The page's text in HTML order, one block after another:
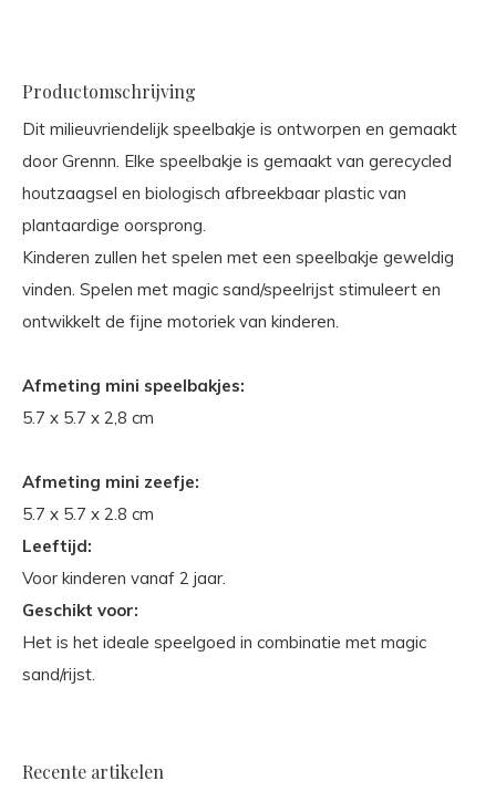
Productomschrijving
Dit milieuvriendelijk speelbakje is ontworpen en gemaakt
door Grennn. Elke speelbakje is gemaakt van gerecycled
houtzaagsel en biologisch afbreekbaar plastic van
plantaardige oorsprong.
Kinderen zullen het spelen met een speelbakje geweldig
vinden. Spelen met magic sand/speelrijst stimuleert en
ontwikkelt de fijne motoriek van kinderen.
Afmeting mini speelbakjes:
5.7 x 5.7 x 2,8 cm
Afmeting mini zeefje:
5.7 x 5.7 x 2.8 cm
Leeftijd:
Voor kinderen vanaf 2 jaar.
Geschikt voor:
Het is het ideale speelgoed in combinatie met magic
sand/rijst.
Recente artikelen